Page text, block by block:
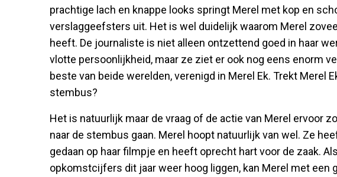
prachtige lach en knappe looks springt Merel met kop en
verslaggeefsters uit. Het is wel duidelijk waarom Merel
heeft. De journaliste is niet alleen ontzettend goed in haar
vlotte persoonlijkheid, maar ze ziet er ook nog eens enorm
beste van beide werelden, verenigd in Merel Ek. Trekt Merel
stembus?
Het is natuurlijk maar de vraag of de actie van Merel ervoor
naar de stembus gaan. Merel hoopt natuurlijk van wel. Ze
gedaan op haar filmpje en heeft oprecht hart voor de zaak.
opkomstcijfers dit jaar weer hoog liggen, kan Merel met een